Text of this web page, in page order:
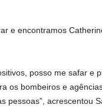
e encontramos
posso me safar
os bombeiros e
pessoas”, acrescentou